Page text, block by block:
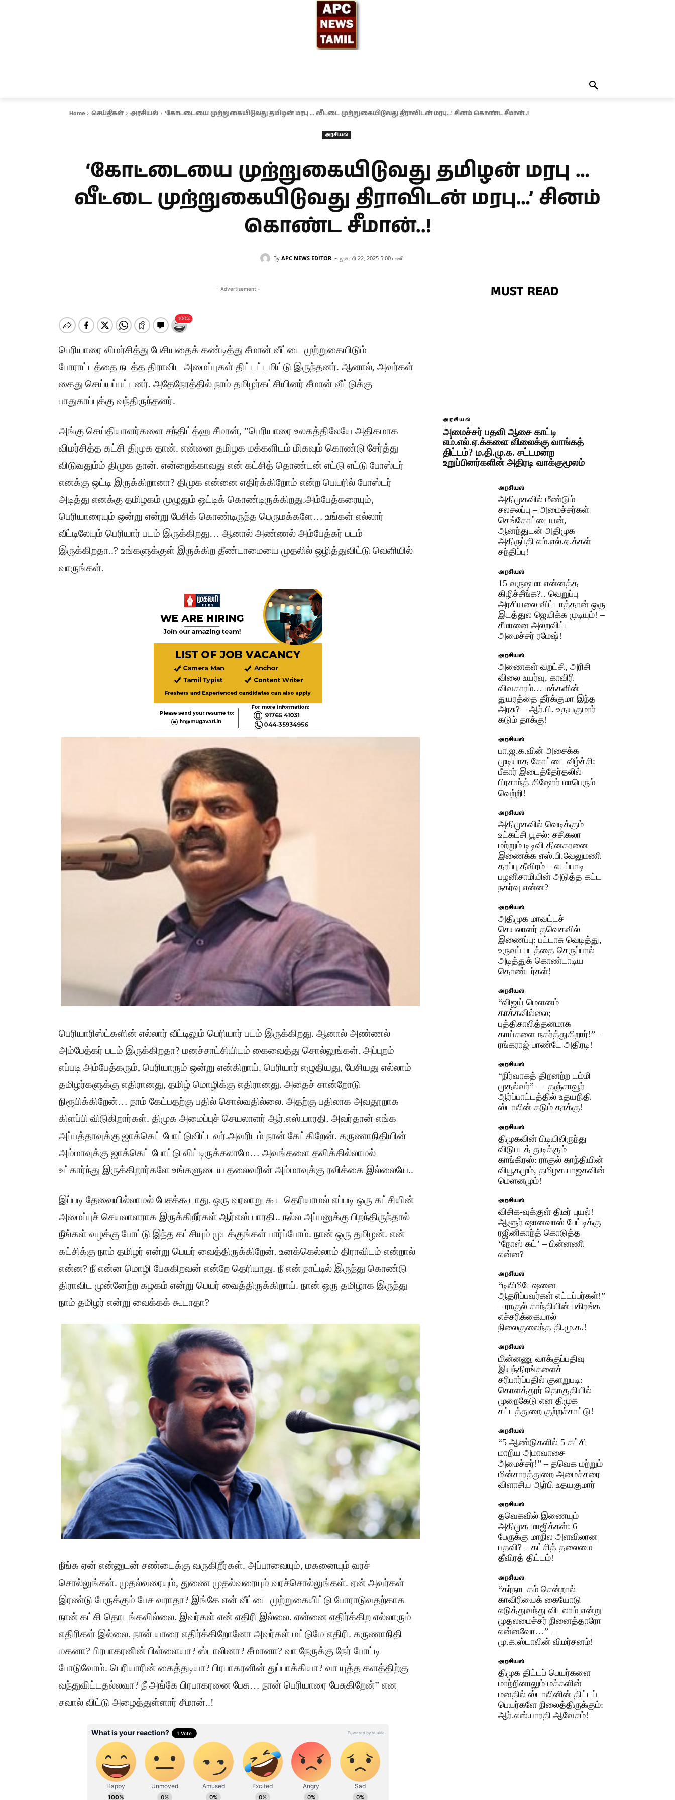
Home செய்திகள் அரசியல் 'கோட்டையை முற்றுகையிடுவது தமிழன் மரபு ... வீட்டை முற்றுகையிடுவது திராவிடன் மரபு...' சினம் கொண்ட சீமான்..!
அரசியல்
‘கோட்டையை முற்றுகையிடுவது தமிழன் மரபு …
வீட்டை முற்றுகையிடுவது திராவிடன் மரபு…’ சினம்
கொண்ட சீமான்..!
By APC NEWS EDITOR - ஜனவரி 22, 2025 5:00 மணி
- Advertisement -
பெரியாரை விமர்சித்து பேசியதைக் கண்டித்து சீமான் வீட்டை முற்றுகையிடும்
போராட்டத்தை நடத்த திராவிட அமைப்புகள் திட்டட்டமிட்டு இருந்தனர். ஆனால், அவர்கள்
கைது செய்யப்பட்டனர். அதேநேரத்தில் நாம் தமிழர்கட்சியினர் சீமான் வீட்டுக்கு
பாதுகாப்புக்கு வந்திருந்தனர்.
அங்கு செய்தியாளர்களை சந்திட்த்ஹ சீமான், ”பெரியாரை உலகத்திலேயே அதிகமாக
விமர்சித்த கட்சி திமுக தான். என்னை தமிழக மக்களிடம் மிகவும் கொண்டு சேர்த்து
விடுவதும்ம் திமுக தான். என்றைக்காவது என் கட்சித் தொண்டன் எட்டு எட்டு போஸ்டர்
எனக்கு ஒட்டி இருக்கிறானா? திமுக என்னை எதிர்க்கிறோம் என்ற பெயரில் போஸ்டர்
அடித்து எனக்கு தமிழகம் முழுதும் ஒட்டிக் கொண்டிருக்கிறது.அம்பேத்கரையும்,
பெரியாரையும் ஒன்று என்று பேசிக் கொண்டிருந்த பெருமக்களே… உங்கள் எல்லார்
வீட்டிலேயும் பெரியார் படம் இருக்கிறது… ஆனால் அண்ணல் அம்பேத்கர் படம்
இருக்கிறதா..? உங்களுக்குள் இருக்கிற தீண்டாமையை முதலில் ஒழித்துவிட்டு வெளியில்
வாருங்கள்.
பெரியாரிஸ்ட்களின் எல்லார் வீட்டிலும் பெரியார் படம் இருக்கிறது. ஆனால் அண்ணல்
அம்பேத்கர் படம் இருக்கிறதா? மனச்சாட்சியிடம் கைவைத்து சொல்லுங்கள். அப்புறம்
எப்படி அம்பேத்கரும், பெரியாரும் ஒன்று என்கிறாய். பெரியார் எழுதியது, பேசியது எல்லாம்
தமிழர்களுக்கு எதிரானது, தமிழ் மொழிக்கு எதிரானது. அதைச் சான்றோடு
நிரூபிக்கிறேன்… நாம் கேட்பதற்கு பதில் சொல்வதில்லை. அதற்கு பதிலாக அவதூறாக
கிளப்பி விடுகிறார்கள். திமுக அமைப்புச் செயலாளர் ஆர்.எஸ்.பாரதி. அவர்தான் எங்க
அப்பத்தாவுக்கு ஜாக்கெட் போட்டுவிட்டவர்.அவரிடம் நான் கேட்கிறேன். கருணாநிதியின்
அம்மாவுக்கு ஜாக்கெட் போட்டு விட்டிருக்கலாமே… அவங்களை தவிக்கில்லாமல்
உட்கார்ந்து இருக்கிறார்களே உங்களுடைய தலைவரின் அம்மாவுக்கு ரவிக்கை இல்லையே..
இப்படி தேவையில்லாமல் பேசக்கூடாது. ஒரு வரலாறு கூட தெரியாமல் எப்படி ஒரு கட்சியின்
அமைப்புச் செயலாளராக இருக்கிறீர்கள் ஆர்எஸ் பாரதி.. நல்ல அப்பனுக்கு பிறந்திருந்தால்
நீங்கள் வழக்கு போட்டு இந்த கட்சியும் முடக்குங்கள் பார்ப்போம். நான் ஒரு தமிழன். என்
கட்சிக்கு நாம் தமிழர் என்று பெயர் வைத்திருக்கிறேன். உனக்கெல்லாம் திராவிடம் என்றால்
என்ன? நீ என்ன மொழி பேசுகிறவன் என்றே தெரியாது. நீ என் நாட்டில் இருந்து கொண்டு
திராவிட முன்னேற்ற கழகம் என்று பெயர் வைத்திருக்கிறாய். நான் ஒரு தமிழாக இருந்து
நாம் தமிழர் என்று வைக்கக் கூடாதா?
நீங்க ஏன் என்னுடன் சண்டைக்கு வருகிறீர்கள். அப்பாவையும், மகனையும் வரச்
சொல்லுங்கள். முதல்வரையும், துணை முதல்வரையும் வரச்சொல்லுங்கள். ஏன் அவர்கள்
இரண்டு பேருக்கும் பேச வராதா? இங்கே என் வீட்டை முற்றுகையிட்டு போராடுவதற்காக
நான் கட்சி தொடங்கவில்லை. இவர்கள் என் எதிரி இல்லை. என்னை எதிர்க்கிற எல்லாரும்
எதிரிகள் இல்லை. நான் யாரை எதிர்க்கிறோனோ அவர்கள் மட்டுமே எதிரி. கருணாநிதி
மகனா? பிரபாகரனின் பிள்ளையா? ஸ்டாலினா? சீமானா? வா நேருக்கு நேர் போட்டி
போடுவோம். பெரியாரின் கைத்தடியா? பிரபாகரனின் துப்பாக்கியா? வா யுத்த களத்திற்கு
வந்துவிட்டதல்லவா? நீ அங்கே பிரபாகரனை பேசு… நான் பெரியாரை பேசுகிறேன்” என
சவால் விட்டு அழைத்துள்ளார் சீமான்..!
MUST READ
அரசியல்
அமைச்சர் பதவி ஆசை காட்டி
எம்.எல்.ஏ.க்களை விலைக்கு வாங்கத்
திட்டம்? ம.தி.மு.க. சட்டமன்ற
உறுப்பினர்களின் அதிரடி வாக்குமூலம்
அரசியல்
அதிமுகவில் மீண்டும்
சலசலப்பு – அமைச்சர்கள்
செங்கோட்டையன்,
ஆனந்துடன் அதிமுக
அதிருப்தி எம்.எல்.ஏ.க்கள்
சந்திப்பு!
அரசியல்
15 வருஷமா என்னத்த
கிழிச்சீங்க?.. வெறுப்பு
அரசியலை விட்டாத்தான் ஒரு
இடத்துல ஜெயிக்க முடியும்! –
சீமானை அலறவிட்ட
அமைச்சர் ரமேஷ்!
அரசியல்
அணைகள் வறட்சி, அரிசி
விலை உயர்வு, காவிரி
விவகாரம்… மக்களின்
துயரத்தை தீர்க்குமா இந்த
அரசு? – ஆர்.பி. உதயகுமார்
கடும் தாக்கு!
அரசியல்
பா.ஜ.க.வின் அசைக்க
முடியாத கோட்டை வீழ்ச்சி:
பீகார் இடைத்தேர்தலில்
பிரசாந்த் கிஷோர் மாபெரும்
வெற்றி!
அரசியல்
அதிமுகவில் வெடிக்கும்
உட்கட்சி பூசல்: சசிகலா
மற்றும் டிடிவி தினகரனை
இணைக்க எஸ்.பி.வேலுமணி
தரப்பு தீவிரம் – எடப்பாடி
பழனிசாமியின் அடுத்த கட்ட
நகர்வு என்ன?
அரசியல்
அதிமுக மாவட்டச்
செயலாளர் தவெகவில்
இணைப்பு: பட்டாசு வெடித்து,
உருவப் படத்தை செருப்பால்
அடித்துக் கொண்டாடிய
தொண்டர்கள்!
அரசியல்
“விஜய் மௌனம்
காக்கவில்லை;
புத்திசாலித்தனமாக
காய்களை நகர்த்துகிறார்!” –
ரங்கராஜ் பாண்டே அதிரடி!
அரசியல்
“நிர்வாகத் திறனற்ற டம்மி
முதல்வர்” — தஞ்சாவூர்
ஆர்ப்பாட்டத்தில் உதயநிதி
ஸ்டாலின் கடும் தாக்கு!
அரசியல்
திமுகவின் பிடியிலிருந்து
விடுபடத் துடிக்கும்
காங்கிரஸ்: ராகுல் காந்தியின்
வியூகமும், தமிழக பாஜகவின்
மௌனமும்!
அரசியல்
விசிக-வுக்குள் திடீர் புயல்!
ஆளூர் ஷானவாஸ் பேட்டிக்கு
ரஜினிகாந்த் கொடுத்த
‘நோஸ் கட்’ – பின்னணி
என்ன?
அரசியல்
“டிலிமிடேஷனை
ஆதரிப்பவர்கள் எட்டப்பர்கள்!”
– ராகுல் காந்தியின் பகிரங்க
எச்சரிக்கையால்
நிலைகுலைந்த தி.மு.க.!​
அரசியல்
மின்னணு வாக்குப்பதிவு
இயந்திரங்களைச்
சரிபார்ப்பதில் குளறுபடி:
கொளத்தூர் தொகுதியில்
முறைகேடு என திமுக
சட்டத்துறை குற்றச்சாட்டு!
அரசியல்
“5 ஆண்டுகளில் 5 கட்சி
மாறிய அமாவாசை
அமைச்சர்!” – தவெக மற்றும்
மின்சாரத்துறை அமைச்சரை
விளாசிய ஆர்பி உதயகுமார்
அரசியல்
தவெகவில் இணையும்
அதிமுக மாஜிக்கள்: 6
பேருக்கு மாநில அளவிலான
பதவி? – கட்சித் தலைமை
தீவிரத் திட்டம்!
அரசியல்
“கர்நாடகம் சென்றால்
காவிரியைக் கையோடு
எடுத்துவந்து விடலாம் என்று
முதலமைச்சர் நினைத்தாரோ
என்னவோ…” –
மு.க.ஸ்டாலின் விமர்சனம்!
அரசியல்
திமுக திட்டப் பெயர்களை
மாற்றினாலும் மக்களின்
மனதில் ஸ்டாலினின் திட்டப்
பெயர்களே நிலைத்திருக்கும்:
ஆர்.எஸ்.பாரதி ஆவேசம்!